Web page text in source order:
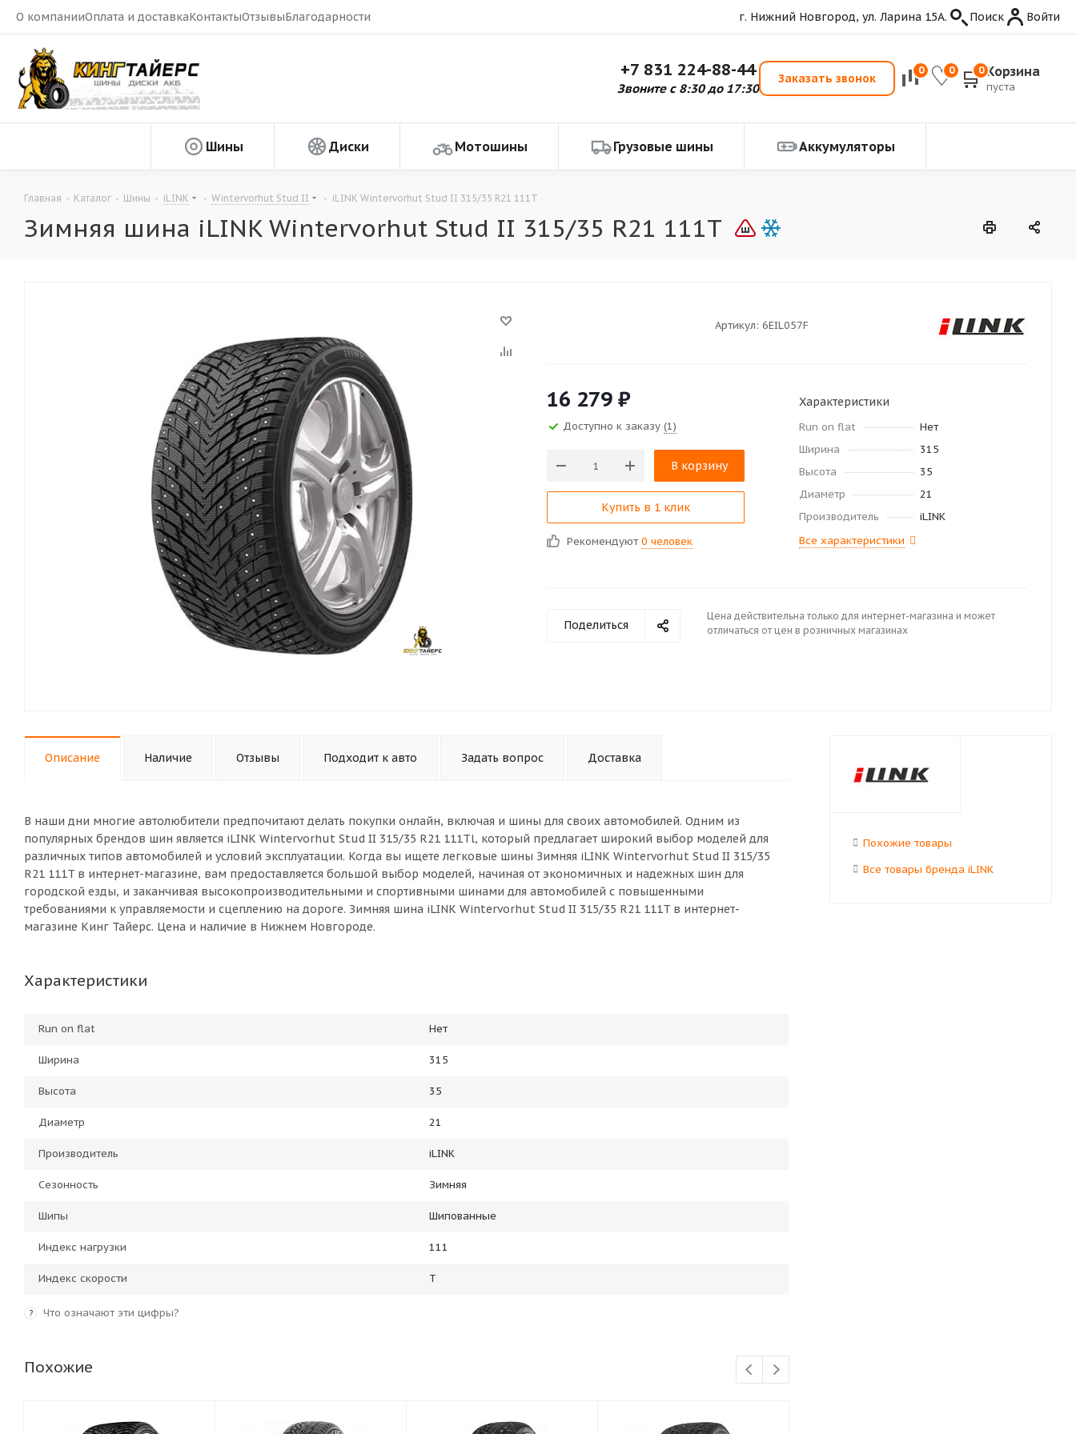
О компанииОплата и доставкаКонтактыОтзывыБлагодарности г. Нижний Новгород, ул. Ларина 15А. Поиск Войти
+7 831 224-88-44
Звоните с 8:30 до 17:30
Заказать звонок
0 0 0 Корзина
пуста
Шины Диски Мотошины Грузовые шины Аккумуляторы
Главная - Каталог - Шины - iLINK - Wintervorhut Stud II - iLINK Wintervorhut Stud II 315/35 R21 111T
Зимняя шина iLINK Wintervorhut Stud II 315/35 R21 111T
Артикул: 6EIL057F
16 279 ₽
Доступно к заказу (1)
В корзину
Купить в 1 клик
Рекомендуют 0 человек
Характеристики
Run on flat
Нет
Ширина
315
Высота
35
Диаметр
21
Производитель
iLINK
Все характеристики
Поделиться
Цена действительна только для интернет-магазина и может
отличаться от цен в розничных магазинах
Описание Наличие Отзывы Подходит к авто Задать вопрос Доставка
В наши дни многие автолюбители предпочитают делать покупки онлайн, включая и шины для своих автомобилей. Одним из
популярных брендов шин является iLINK Wintervorhut Stud II 315/35 R21 111Tl, который предлагает широкий выбор моделей для
различных типов автомобилей и условий эксплуатации. Когда вы ищете легковые шины Зимняя iLINK Wintervorhut Stud II 315/35
R21 111T в интернет-магазине, вам предоставляется большой выбор моделей, начиная от экономичных и надежных шин для
городской езды, и заканчивая высокопроизводительными и спортивными шинами для автомобилей с повышенными
требованиями к управляемости и сцеплению на дороге. Зимняя шина iLINK Wintervorhut Stud II 315/35 R21 111T в интернет-
магазине Кинг Тайерс. Цена и наличие в Нижнем Новгороде.
Характеристики
Run on flat Нет
Ширина 315
Высота 35
Диаметр 21
Производитель iLINK
Сезонность Зимняя
Шипы Шипованные
Индекс нагрузки 111
Индекс скорости T
? Что означают эти цифры?
Похожие
Похожие товары
Все товары бренда iLINK